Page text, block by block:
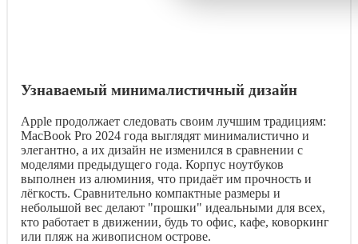
Узнаваемый минималистичный дизайн
Apple продолжает следовать своим лучшим традициям:
MacBook Pro 2024 года выглядят минималистично и
элегантно, а их дизайн не изменился в сравнении с
моделями предыдущего года. Корпус ноутбуков
выполнен из алюминия, что придаёт им прочность и
лёгкость. Сравнительно компактные размеры и
небольшой вес делают "прошки" идеальными для всех,
кто работает в движении, будь то офис, кафе, коворкинг
или пляж на живописном острове.